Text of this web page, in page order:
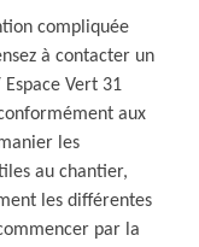
compliquée
à contacter un
Vert 31
aux
les
au chantier,
les différentes
par la